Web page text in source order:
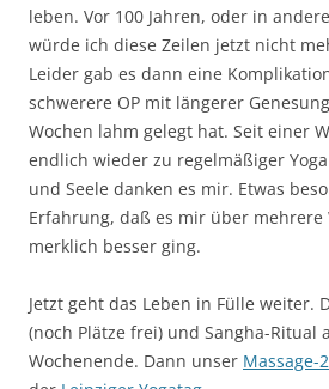
leben. Vor 100 Jahren, oder in
würde ich diese Zeilen jetzt nicht
Leider gab es dann eine
schwerere OP mit längerer
Wochen lahm gelegt hat. Seit einer
endlich wieder zu regelmäßiger
und Seele danken es mir. Etwas
Erfahrung, daß es mir über mehrere
merklich besser ging.
Jetzt geht das Leben in Fülle weiter.
(noch Plätze frei) und Sangha-Ritual
Wochenende. Dann unser Massage-